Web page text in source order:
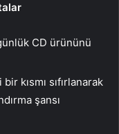
CD ürününü
kısmı sıfırlanarak
şansı